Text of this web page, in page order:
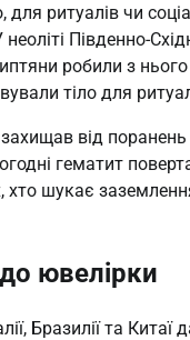
ритуалів чи
Південно-
робили з
тіло для
від поранень
гематит
хто шукає
ювелірки
Бразилії та